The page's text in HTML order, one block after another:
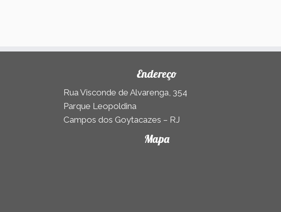
Endereço
Rua Visconde de Alvarenga, 354
Parque Leopoldina
Campos dos Goytacazes – RJ
Mapa